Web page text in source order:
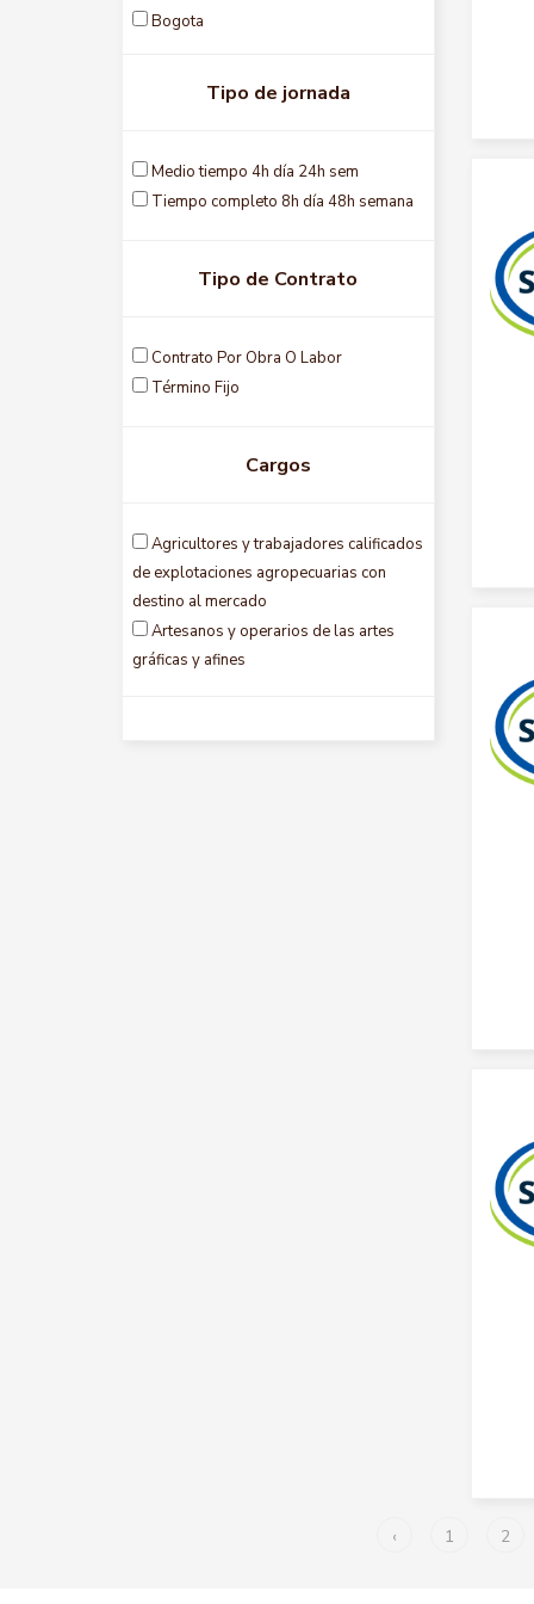
Pereira
Santa marta
Tocancipa
Valledupar
Yopal
Bogota
Casanare
Cauca
Cundinamarca
La guajira
Magdalena
Norte santander
Sucre
Tolima
Tipo de jornada
Medio tiempo 4h día 24h sem
Tiempo completo 8h día 48h semana
Tipo de Contrato
Contrato Por Obra O Labor
Término Fijo
Cargos
Agricultores y trabajadores calificados
de explotaciones agropecuarias con
destino al mercado
Artesanos y operarios de las artes
gráficas y afines
‹ 1 2